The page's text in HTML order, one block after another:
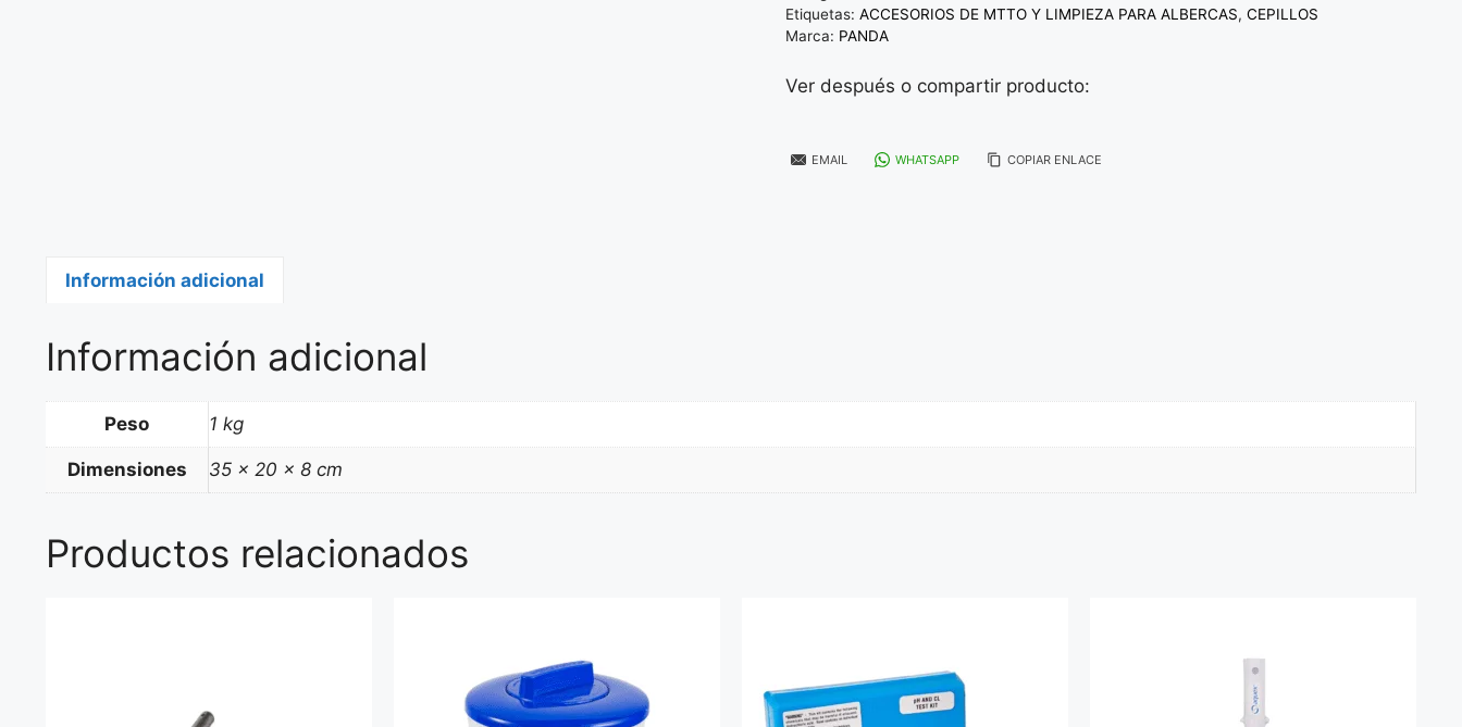
Etiquetas:ACCESORIOS DE MTTO Y LIMPIEZA PARA ALBERCAS,CEPILLOS
Marca: PANDA
Ver después o compartir producto:
EMAIL WHATSAPP COPIAR ENLACE
Información adicional
Información adicional
Peso 1 kg
Dimensiones 35 × 20 × 8 cm
Productos relacionados